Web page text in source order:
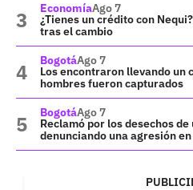
EconomíaAgo 7
¿Tienes un crédito con
tras el cambio
BogotáAgo 7
Los encontraron llevando un
hombres fueron capturados
BogotáAgo 7
Reclamó por los desechos
denunciando una agresión